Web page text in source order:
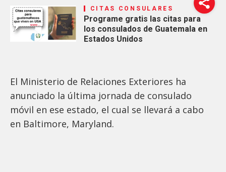
CITAS CONSULARES
Programe gratis las citas para
los consulados de Guatemala en
Estados Unidos
El Ministerio de Relaciones Exteriores ha
anunciado la última jornada de consulado
móvil en ese estado, el cual se llevará a cabo
en Baltimore, Maryland.